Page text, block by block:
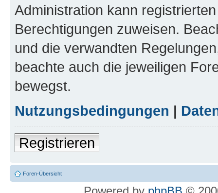
Administration kann
Berechtigungen zuweisen.
und die verwandten
beachte auch die jeweiligen
bewegst.
Nutzungsbedingungen |
Registrieren
Foren-Übersicht